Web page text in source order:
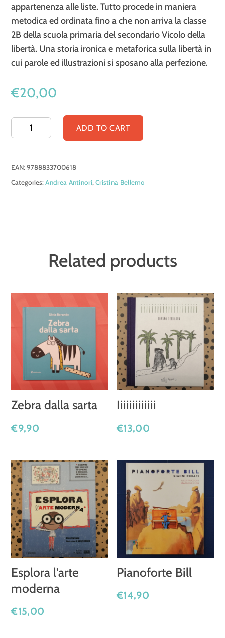
appartenenza alle liste. Tutto procede in maniera
metodica ed ordinata fino a che non arriva la classe
2B della scuola primaria del secondario Vicolo della
libertà. Una storia ironica e metaforica sulla libertà in
cui parole ed illustrazioni si sposano alla perfezione.
€20,00
paese
degli
elenchi
quantity
ADD TO CART
EAN:9788833700618
Categories:Andrea Antinori,Cristina Bellemo
Related products
Zebra dalla sarta
€9,90
Iiiiiiiiiiiii
€13,00
Esplora l’arte
moderna
€15,00
Pianoforte Bill
€14,90